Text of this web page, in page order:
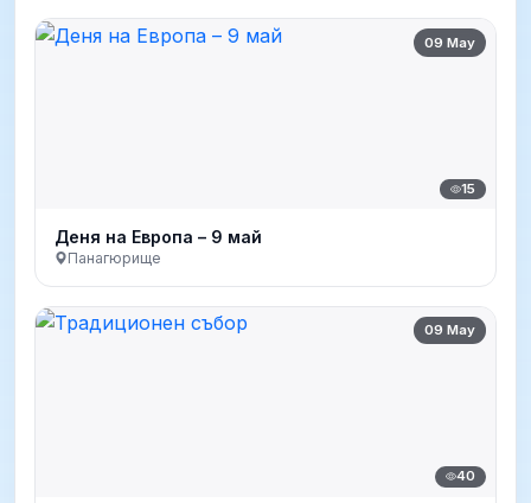
09 May
15
Деня на Европа – 9 май
Панагюрище
09 May
40